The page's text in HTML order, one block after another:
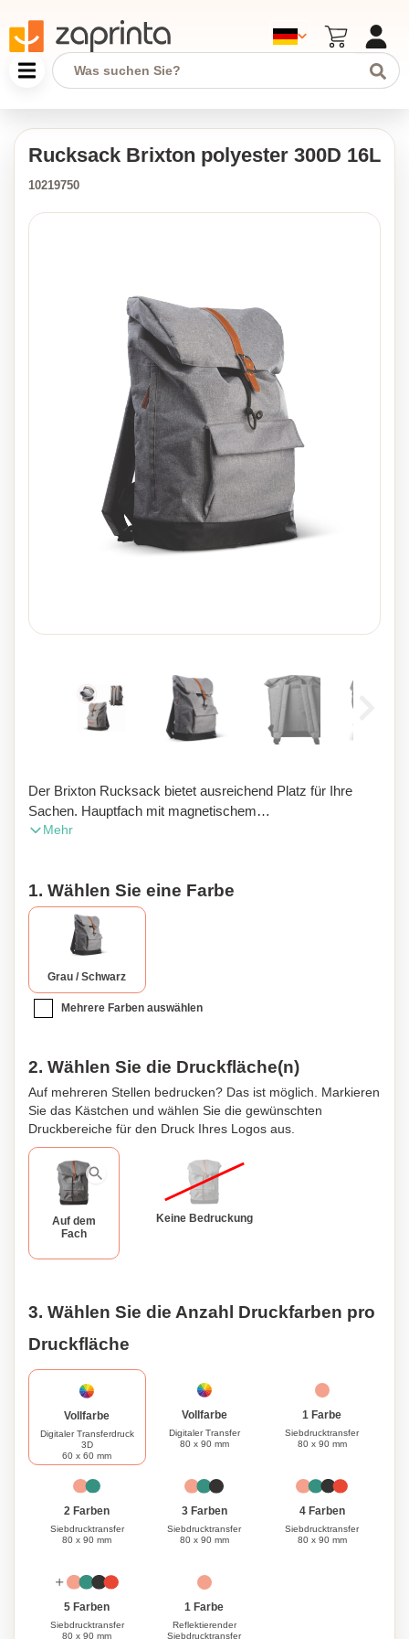
Rucksack Brixton polyester 300D 16L
10219750
Der Brixton Rucksack bietet ausreichend Platz für Ihre
Sachen. Hauptfach mit magnetischem
Schnappverschluss, außerdem gibt es mehrere Fächer im
Mehr
1. Wählen Sie eine Farbe
Grau / Schwarz
Mehrere Farben auswählen
2. Wählen Sie die Druckfläche(n)
Auf mehreren Stellen bedrucken? Das ist möglich. Markieren
Sie das Kästchen und wählen Sie die gewünschten
Druckbereiche für den Druck Ihres Logos aus.
Auf dem
Fach
Keine Bedruckung
3. Wählen Sie die Anzahl Druckfarben pro
Druckfläche
Vollfarbe
Digitaler Transferdruck
3D
60 x 60 mm
Vollfarbe
Digitaler Transfer
80 x 90 mm
1 Farbe
Siebdrucktransfer
80 x 90 mm
2 Farben
Siebdrucktransfer
80 x 90 mm
3 Farben
Siebdrucktransfer
80 x 90 mm
4 Farben
Siebdrucktransfer
80 x 90 mm
5 Farben
Siebdrucktransfer
80 x 90 mm
1 Farbe
Reflektierender
Siebdrucktransfer